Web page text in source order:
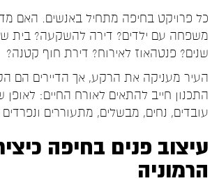
כל פרויקט בחיפה מתחיל באנשים. האם
משפחה עם ילדים? דירה להשקעה? בית
שנים? פנטהאוז לאירוח? דירת חוף קטנה?
העיר מעניקה את הרקע, אך הדיירים הם
התכנון חייב להתאים לאורח החיים: לאופן
עובדים, נחים, מבשלים, מתעוררים ונפרדים
עיצוב פנים בחיפה
הרמוניה